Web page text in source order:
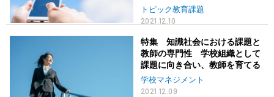
トピック教育課題
2021.12.10
特集 知識社会における課題と
教師の専門性 学校組織として
課題に向き合い、教師を育てる
学校マネジメント
2021.12.09